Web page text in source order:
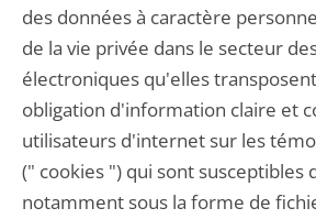
des données à caractère
de la vie privée dans le secteur
électroniques qu'elles
obligation d'information claire et
utilisateurs d'internet sur les
(" cookies ") qui sont susceptibles
notamment sous la forme de